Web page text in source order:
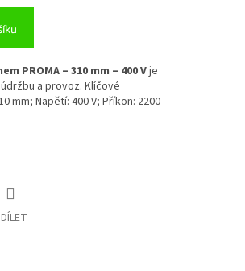
PROMA – 310 mm – 400 Vje
a provoz. Klíčové
mm; Napětí: 400 V; Příkon: 2200